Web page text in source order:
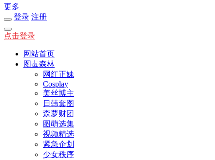
更多
登录 注册
点击登录
网站首页
图毒森林
网红正妹
Cosplay
美丝博主
日韩套图
森萝财团
图萌选集
视频精选
紧急企划
少女秩序